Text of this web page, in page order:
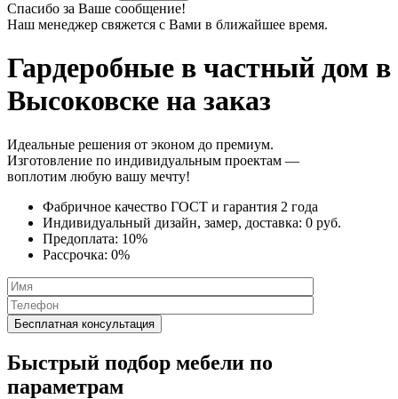
Спасибо за Ваше сообщение!
Наш менеджер свяжется с Вами в ближайшее время.
Гардеробные в частный дом в
Высоковске на заказ
Идеальные решения от эконом до премиум.
Изготовление по индивидуальным проектам —
воплотим любую вашу мечту!
Фабричное качество ГОСТ и гарантия 2 года
Индивидуальный дизайн, замер, доставка: 0 руб.
Предоплата: 10%
Рассрочка: 0%
Быстрый подбор мебели по
параметрам